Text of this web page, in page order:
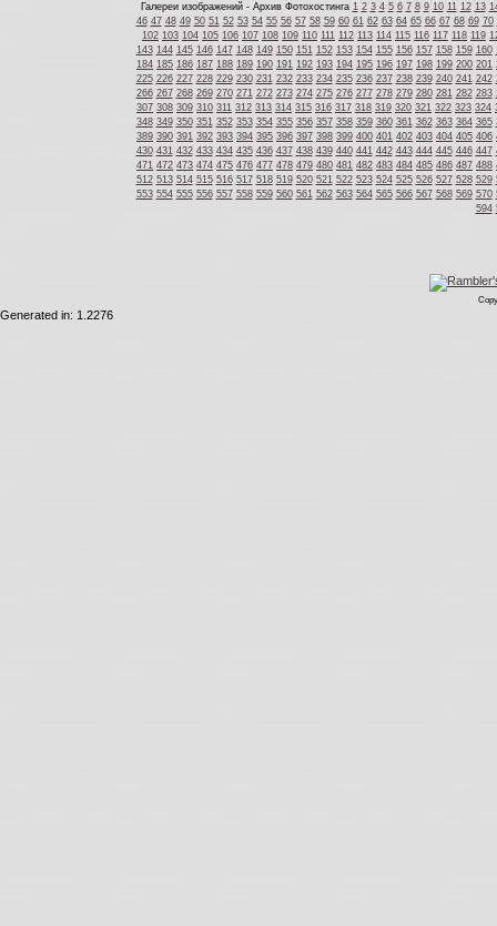
Галереи изображений - Архив Фотохостинга 1 2 3 4 5 6 7 8 9 10 11 12 13
46 47 48 49 50 51 52 53 54 55 56 57 58 59 60 61 62 63 64 65 66 67 68 69 70
102 103 104 105 106 107 108 109 110 111 112 113 114 115 116 117 118 119
143 144 145 146 147 148 149 150 151 152 153 154 155 156 157 158 159 160
184 185 186 187 188 189 190 191 192 193 194 195 196 197 198 199 200 201
225 226 227 228 229 230 231 232 233 234 235 236 237 238 239 240 241 242
266 267 268 269 270 271 272 273 274 275 276 277 278 279 280 281 282 283
307 308 309 310 311 312 313 314 315 316 317 318 319 320 321 322 323 324
348 349 350 351 352 353 354 355 356 357 358 359 360 361 362 363 364 365
389 390 391 392 393 394 395 396 397 398 399 400 401 402 403 404 405 406
430 431 432 433 434 435 436 437 438 439 440 441 442 443 444 445 446 447
471 472 473 474 475 476 477 478 479 480 481 482 483 484 485 486 487 488
512 513 514 515 516 517 518 519 520 521 522 523 524 525 526 527 528 529
553 554 555 556 557 558 559 560 561 562 563 564 565 566 567 568 569 570
594
Generated in: 1.2276